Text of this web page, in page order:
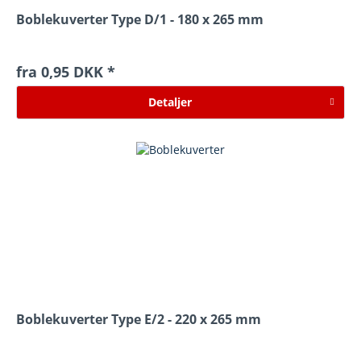
Boblekuverter Type D/1 - 180 x 265 mm
fra 0,95 DKK *
Detaljer
Boblekuverter Type E/2 - 220 x 265 mm